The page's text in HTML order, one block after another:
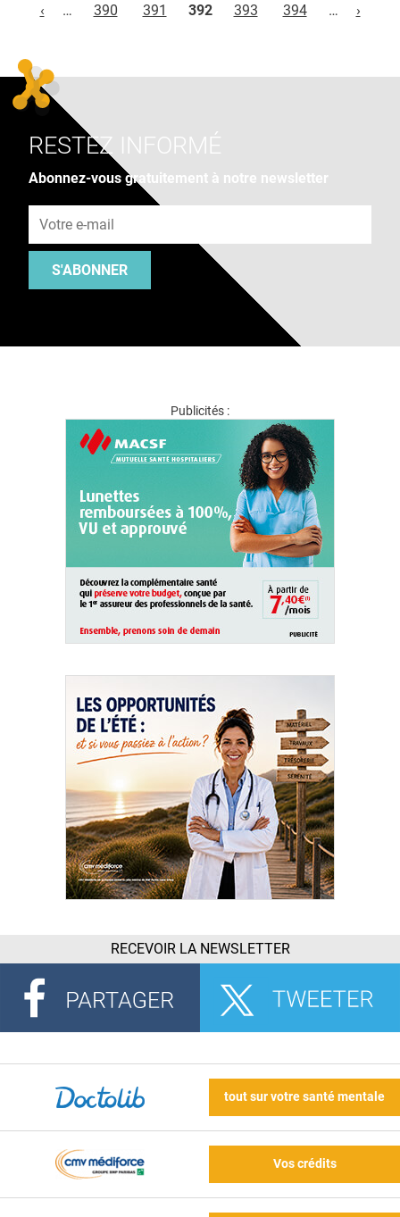
‹
… 390 391 392 393 394 … ›
RESTEZ INFORMÉ
Abonnez-vous gratuitement à notre newsletter
S'ABONNER
Publicités :
RECEVOIR LA NEWSLETTER
tout sur votre santé mentale
Vos crédits